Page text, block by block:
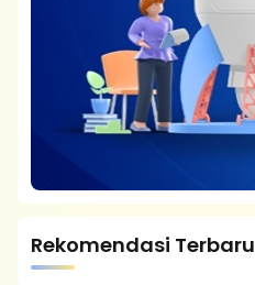
Rekomendasi Terbaru